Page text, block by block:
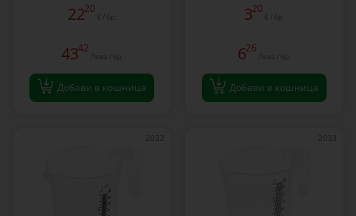
2220
€ / бр.
4342
Лева / бр.
Добави в кошница
320
€ / бр.
626
Лева / бр.
Добави в кошница
2032 2033